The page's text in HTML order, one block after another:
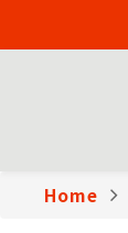
Home